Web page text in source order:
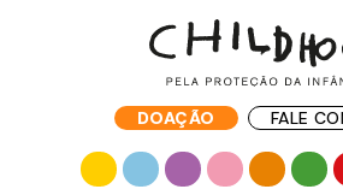
DOAÇÃO FALE